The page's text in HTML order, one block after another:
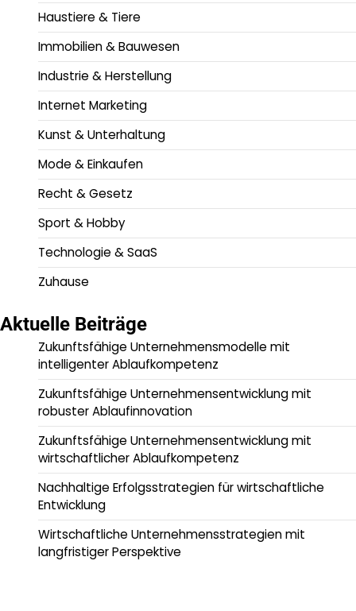
Haustiere & Tiere
Immobilien & Bauwesen
Industrie & Herstellung
Internet Marketing
Kunst & Unterhaltung
Mode & Einkaufen
Recht & Gesetz
Sport & Hobby
Technologie & SaaS
Zuhause
Aktuelle Beiträge
Zukunftsfähige Unternehmensmodelle mit
intelligenter Ablaufkompetenz
Zukunftsfähige Unternehmensentwicklung mit
robuster Ablaufinnovation
Zukunftsfähige Unternehmensentwicklung mit
wirtschaftlicher Ablaufkompetenz
Nachhaltige Erfolgsstrategien für wirtschaftliche
Entwicklung
Wirtschaftliche Unternehmensstrategien mit
langfristiger Perspektive